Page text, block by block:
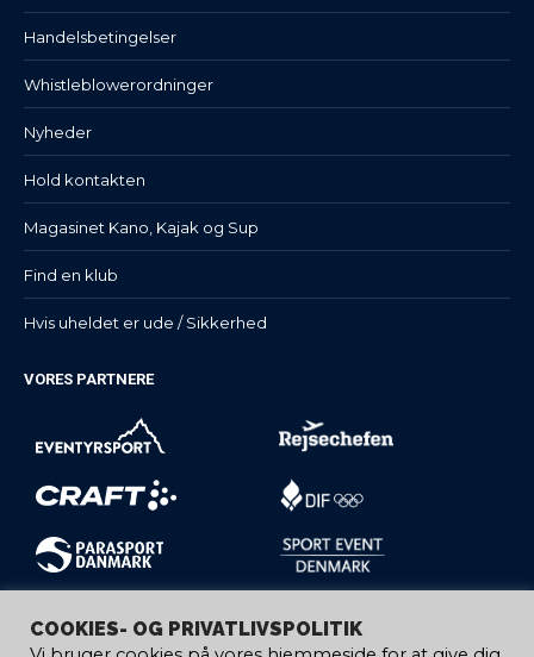
Handelsbetingelser
Whistleblowerordninger
Nyheder
Hold kontakten
Magasinet Kano, Kajak og Sup
Find en klub
Hvis uheldet er ude / Sikkerhed
VORES PARTNERE
COOKIES- OG PRIVATLIVSPOLITIK